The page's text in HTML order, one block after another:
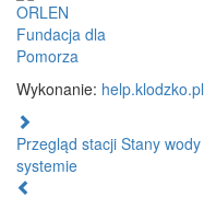
ORLEN
Fundacja dla
Pomorza
Wykonanie: help.klodzko.pl
Przegląd stacji Stany wody
systemie